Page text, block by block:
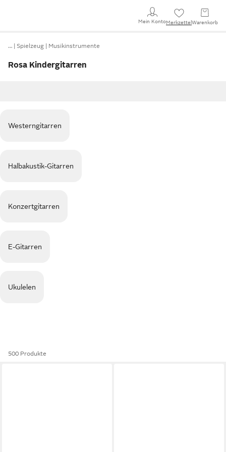
Mein KontoMerkzettel Warenkorb
… Spielzeug Musikinstrumente
Rosa Kindergitarren
Westerngitarren
Halbakustik-Gitarren
Konzertgitarren
E-Gitarren
Ukulelen
500 Produkte